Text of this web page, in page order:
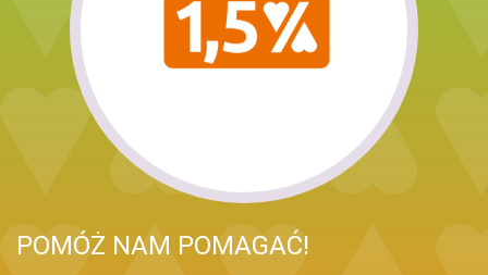
POMÓŻ NAM POMAGAĆ!